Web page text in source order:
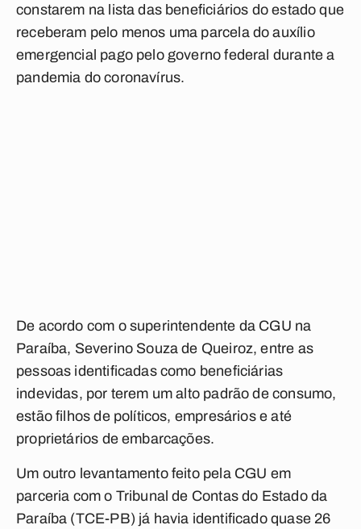
constarem na lista das beneficiários do estado que
receberam pelo menos uma parcela do auxílio
emergencial pago pelo governo federal durante a
pandemia do coronavírus.
De acordo com o superintendente da CGU na
Paraíba, Severino Souza de Queiroz, entre as
pessoas identificadas como beneficiárias
indevidas, por terem um alto padrão de consumo,
estão filhos de políticos, empresários e até
proprietários de embarcações.
Um outro levantamento feito pela CGU em
parceria com o Tribunal de Contas do Estado da
Paraíba (TCE-PB) já havia identificado quase 26